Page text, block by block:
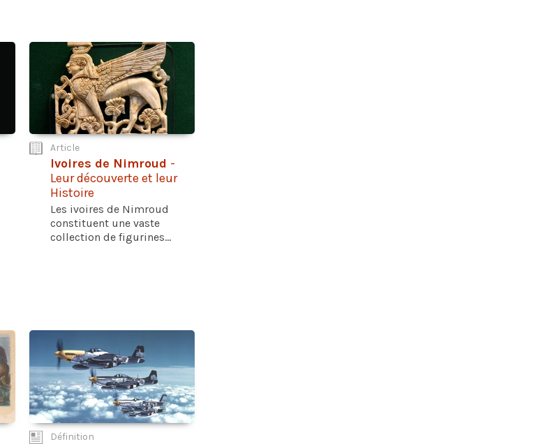
Article
Ivoires de Nimroud -
Leur découverte et leur
Histoire
Les ivoires de Nimroud
constituent une vaste
collection de figurines...
Définition